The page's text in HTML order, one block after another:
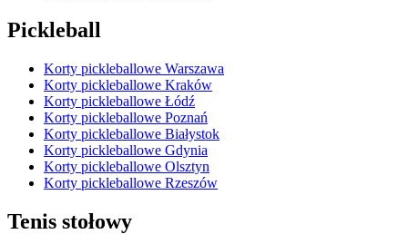
Pickleball
Korty pickleballowe Warszawa
Korty pickleballowe Kraków
Korty pickleballowe Łódź
Korty pickleballowe Poznań
Korty pickleballowe Białystok
Korty pickleballowe Gdynia
Korty pickleballowe Olsztyn
Korty pickleballowe Rzeszów
Tenis stołowy